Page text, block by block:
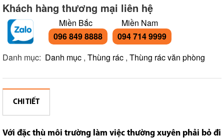
Khách hàng thương mại liên hệ
Miền Bắc
096 849 8888
Miền Nam
094 714 9999
Danh mục: Danh mục , Thùng rác , Thùng rác văn phòng
CHI TIẾT
Với đặc thù môi trường làm việc thường xuyên phải bỏ đi